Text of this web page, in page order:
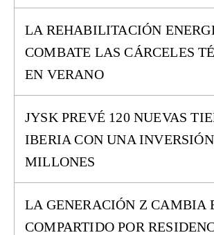
LA REHABILITACIÓN
COMBATE LAS CÁRCELES
EN VERANO
JYSK PREVÉ 120 NUEVAS
IBERIA CON UNA
MILLONES
LA GENERACIÓN Z CAMBIA
COMPARTIDO POR